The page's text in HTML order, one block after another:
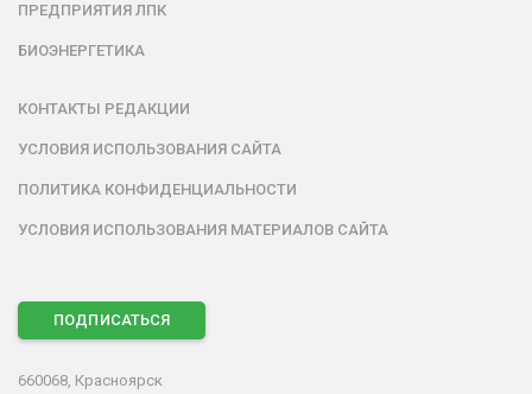
ПРЕДПРИЯТИЯ ЛПК
БИОЭНЕРГЕТИКА
КОНТАКТЫ РЕДАКЦИИ
УСЛОВИЯ ИСПОЛЬЗОВАНИЯ САЙТА
ПОЛИТИКА КОНФИДЕНЦИАЛЬНОСТИ
УСЛОВИЯ ИСПОЛЬЗОВАНИЯ МАТЕРИАЛОВ САЙТА
ПОДПИСАТЬСЯ
660068, Красноярск